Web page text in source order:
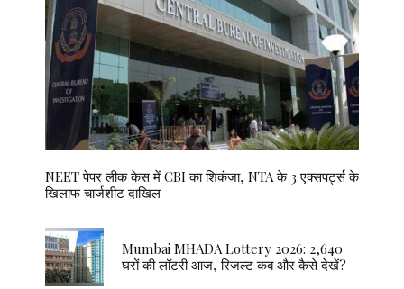
NEET पेपर लीक केस में CBI का शिकंजा, NTA के 3 एक्सपर्ट्स के
खिलाफ चार्जशीट दाखिल
Mumbai MHADA Lottery 2026: 2,640
घरों की लॉटरी आज, रिजल्ट कब और कैसे देखें?